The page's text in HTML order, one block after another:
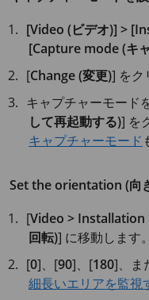
[Video (ビデオ)] >
[Capture mode (キ
[Change (変更)] をク
キャプチャーモード
して再起動する)] を
キャプチャーモード
Set the orientation (向
[Video > Installation
回転)] に移動します。
[0]、[90]、[180]、ま
細長いエリアを監視